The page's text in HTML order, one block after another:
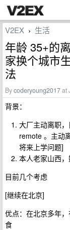
V2EX › 生活
年龄 35+的
家换个城市
法
Bycoderyoung2017at
背景：
大厂主动离职
remote 。主动
将来上学问题]
本人老家山西
目前几个考虑
[继续在北京]
优点：在北京多年
食